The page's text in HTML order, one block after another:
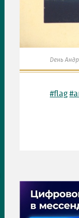
День
#flag